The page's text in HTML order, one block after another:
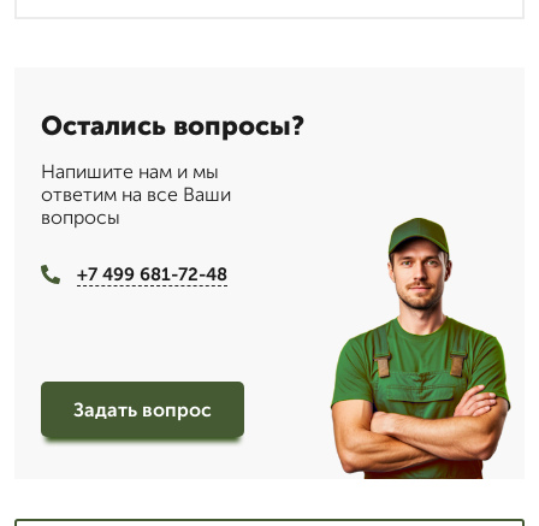
Остались вопросы?
Напишите нам и мы
ответим на все Ваши
вопросы
+7 499 681-72-48
Задать вопрос